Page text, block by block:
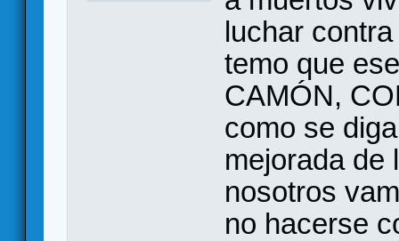
luchar
temo que
CAMÓN,
como se
mejorada de
nosotros
no hacerse